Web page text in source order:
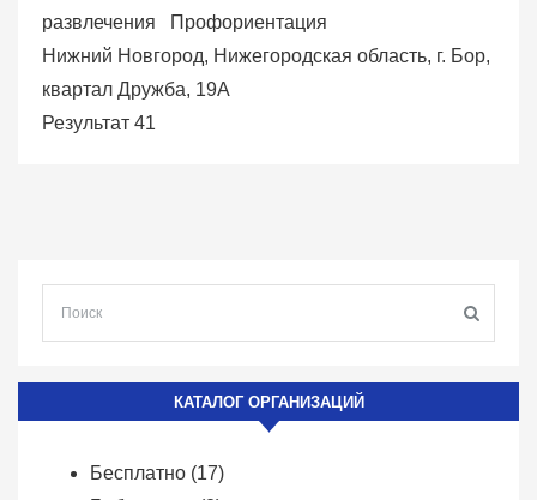
развлечения
Профориентация
Нижний Новгород, Нижегородская область, г. Бор,
квартал Дружба, 19А
Результат 41
КАТАЛОГ ОРГАНИЗАЦИЙ
Бесплатно (17)